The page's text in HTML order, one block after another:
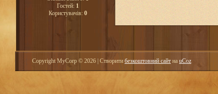
Гостей: 1
Користувачів: 0
Copyright MyCorp © 2026 Створити безкоштовний сайт на uCoz